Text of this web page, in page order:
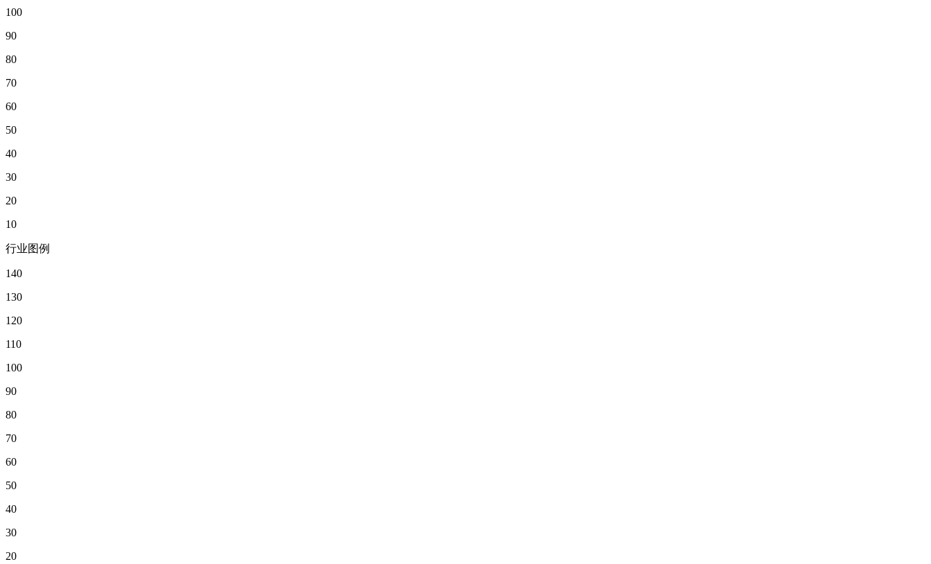
100
90
80
70
60
50
40
30
20
10
行业图例
140
130
120
110
100
90
80
70
60
50
40
30
20